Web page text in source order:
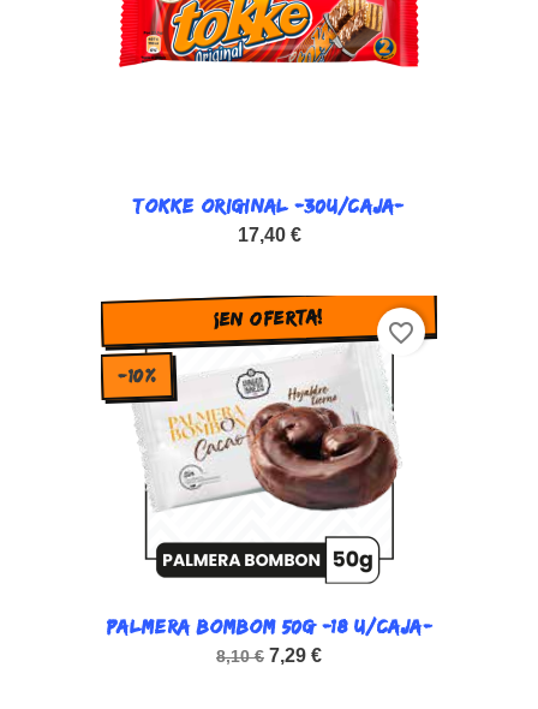
TOKKE ORIGINAL -30U/CAJA-
17,40 €
PALMERA BOMBOM 50G -18 U/CAJA-
8,10 € 7,29 €
¡EN OFERTA!
-10%
favorite_border